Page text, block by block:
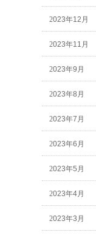
2023年12月
2023年11月
2023年9月
2023年8月
2023年7月
2023年6月
2023年5月
2023年4月
2023年3月